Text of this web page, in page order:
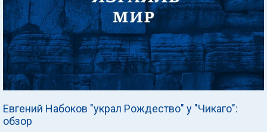
Евгений Набоков "украл Рождество" у "Чикаго":
обзор